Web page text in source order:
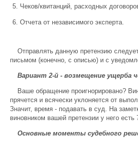
Чеков/квитанций, расходных
Отчета от независимого эксперта.
Отправлять данную претензию
письмом (конечно, с описью) и с
Вариант 2-й - возмещение ущерба
Ваше обращение проигнорировано?
прячется и всячески уклоняется от
Значит, время - подавать в суд. На
виновником вашей претензии у него есть
Основные моменты судебного